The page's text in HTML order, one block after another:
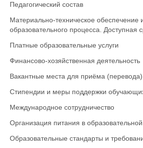
Педагогический состав
Материально-техническое обеспечение
образовательного процесса. Доступная
Платные образовательные услуги
Финансово-хозяйственная деятельность
Вакантные места для приёма
Стипендии и меры поддержки
Международное сотрудничество
Организация питания в
Образовательные стандарты и